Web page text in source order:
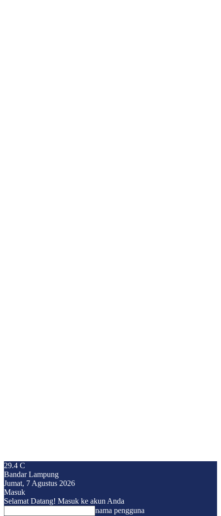
29.4 C
Bandar Lampung
Jumat, 7 Agustus 2026
Masuk
Selamat Datang! Masuk ke akun Anda
nama pengguna